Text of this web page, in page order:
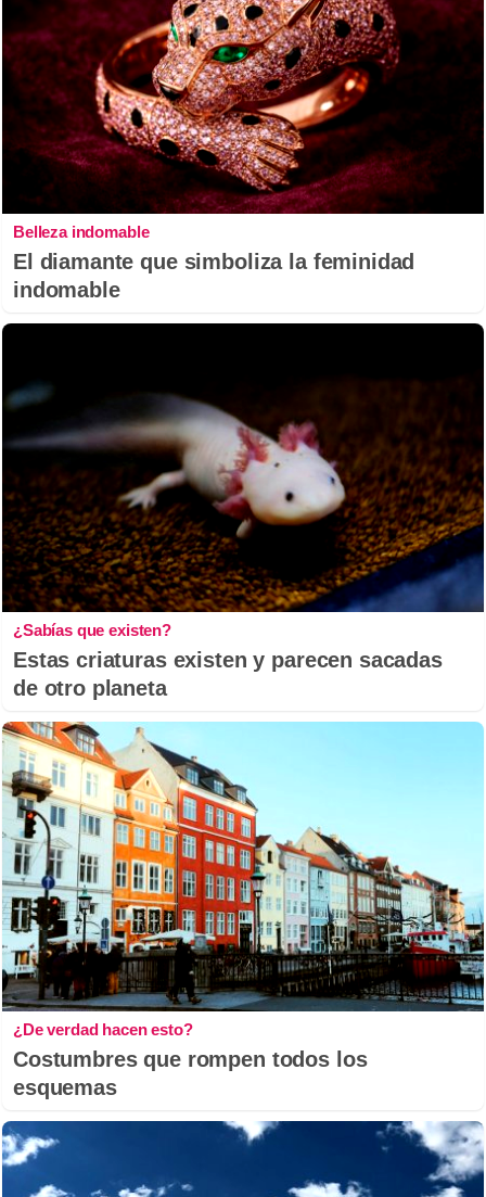
Belleza indomable
El diamante que simboliza la feminidad
indomable
¿Sabías que existen?
Estas criaturas existen y parecen sacadas
de otro planeta
¿De verdad hacen esto?
Costumbres que rompen todos los
esquemas